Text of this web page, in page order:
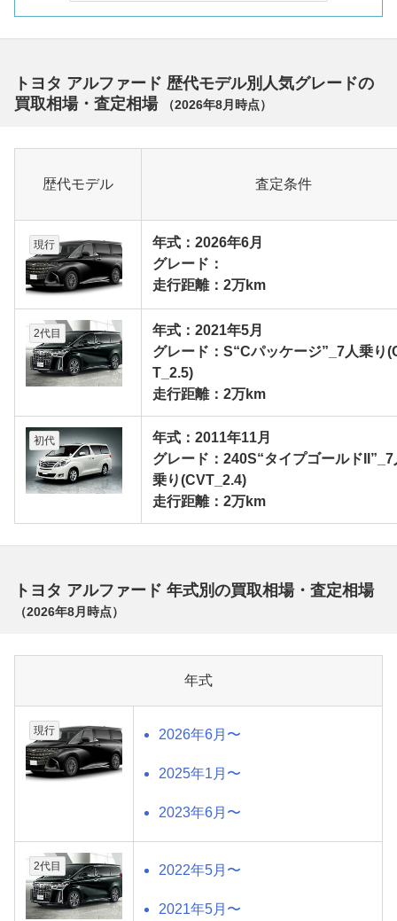
トヨタ アルファード 歴代モデル別人気グレードの
買取相場・査定相場
（2026年8月 時点）
歴代モデル 査定条件
現行
年式：2026年6月
グレード：
走行距離：2万km
2代目
年式：2021年5月
グレード：S“Cパッケージ”_7人乗り
T_2.5)
走行距離：2万km
初代
年式：2011年11月
グレード：240S“タイプゴールドII”_7
乗り(CVT_2.4)
走行距離：2万km
トヨタ アルファード 年式別の買取相場・査定相場
（2026年8月 時点）
年式
現行 2026年6月〜
2025年1月〜
2023年6月〜
2代目 2022年5月〜
2021年5月〜